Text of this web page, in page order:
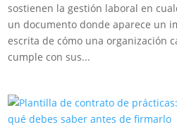
sostienen la gestión laboral en
un documento donde aparece un
escrita de cómo una organización
cumple con sus...